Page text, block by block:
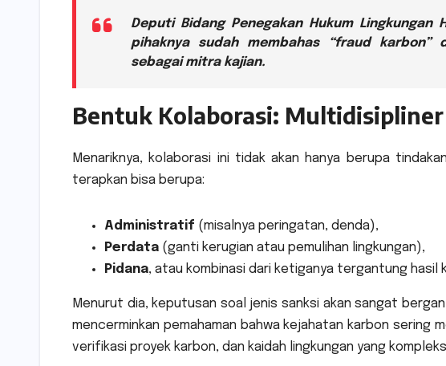
Deputi Bidang Penegakan Hukum Lingkungan
pihaknya sudah membahas “fraud karbon”
sebagai mitra kajian.
Bentuk Kolaborasi:
Menariknya, kolaborasi ini tidak akan hanya berupa
terapkan bisa berupa:
Administratif (misalnya peringatan, denda),
Perdata (ganti kerugian atau pemulihan lingkungan),
Pidana, atau kombinasi dari ketiganya tergantung hasil
Menurut dia, keputusan soal jenis sanksi akan sangat
mencerminkan pemahaman bahwa kejahatan karbon sering
verifikasi proyek karbon, dan kaidah lingkungan yang